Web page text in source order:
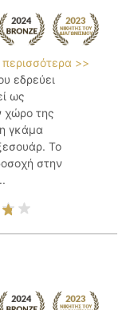
περισσότερα >>
εδρεύει
ως
χώρο της
γκάμα
Το
στην